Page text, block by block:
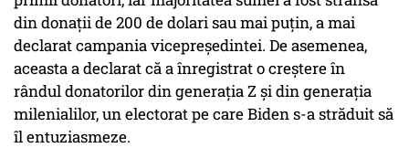
din donații de 200 de dolari sau mai puțin, a mai
declarat campania vicepreședintei. De asemenea,
aceasta a declarat că a înregistrat o creștere în
rândul donatorilor din generația Z și din generația
milenialilor, un electorat pe care Biden s-a străduit să
îl entuziasmeze.